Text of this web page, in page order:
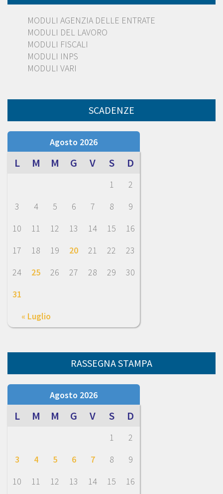
MODULI AGENZIA DELLE ENTRATE
MODULI DEL LAVORO
MODULI FISCALI
MODULI INPS
MODULI VARI
SCADENZE
Agosto 2026
L M M G V S D
« Luglio
1
2
3
4 5 6 7 8
9
10
11 12 13 14 15
16
17
18 19 20 21 22
23
24
25 26 27 28 29
30
31
RASSEGNA STAMPA
Agosto 2026
L M M G V S D
1
2
3
4 5 6 7 8
9
10
11 12 13 14 15 16